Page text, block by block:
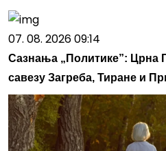
07. 08. 2026 09:14
Сазнања „Политике”: Црна
савезу Загреба, Тиране и